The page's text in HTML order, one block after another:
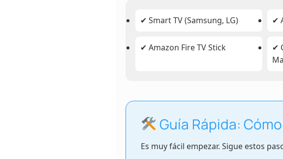
✔ Smart TV (Samsung, LG) ✔
✔ Amazon Fire TV Stick
✔
Guía Rápida:
Es muy fácil empezar. Sigue estos